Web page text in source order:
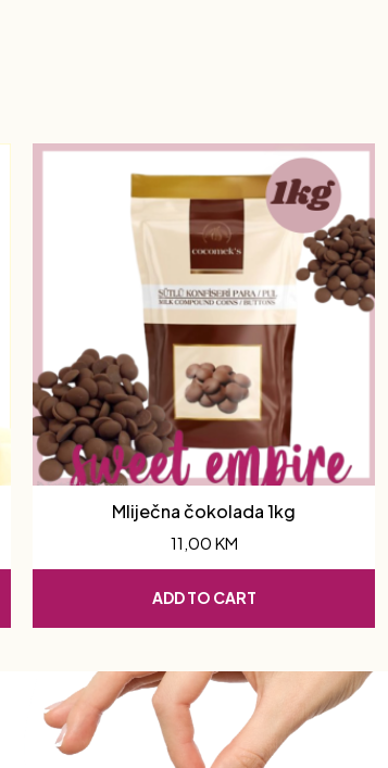
Mliječna čokolada 1kg
11,00 KM
ADD TO CART